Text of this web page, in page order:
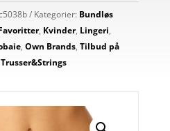
Kategorier: Bundløs
, Kvinder, Lingeri,
, Own Brands, Tilbud på
Trusser&Strings